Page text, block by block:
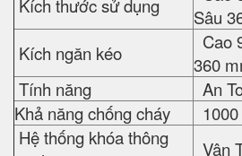
Kích thước sử dụng
Sâu
Kích ngăn kéo
Cao
360
Tính năng
An
Khả năng chống cháy
Hệ thống khóa thông
Vân